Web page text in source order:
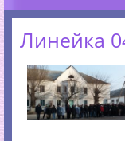
Линейка